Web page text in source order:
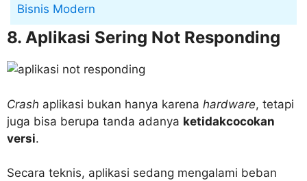
Bisnis Modern
8. Aplikasi Sering Not Responding
Crash aplikasi bukan hanya karena hardware, tetapi
juga bisa berupa tanda adanya ketidakcocokan
versi.
Secara teknis, aplikasi sedang mengalami beban